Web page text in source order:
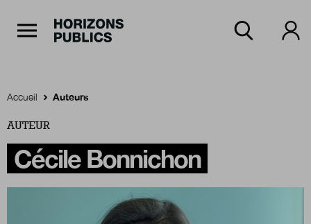
Accueil
Rubriques
Accueil Auteurs
AUTEUR
Cécile Bonnichon